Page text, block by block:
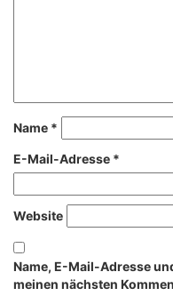
Name *
E-Mail-Adresse *
Website
Name, E-Mail-Adresse
meinen nächsten